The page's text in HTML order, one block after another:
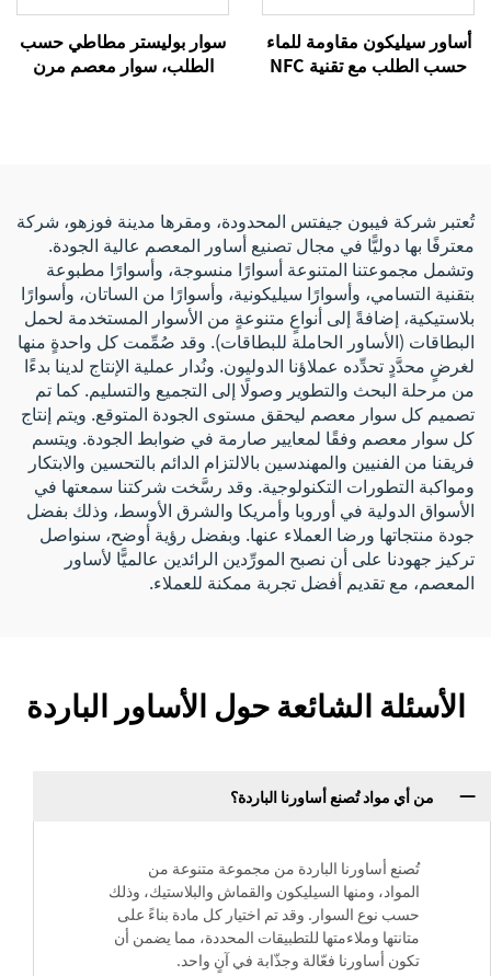
أساور سيليكون مقاومة للماء
حسب الطلب مع تقنية NFC
سوار بوليستر مطاطي حسب
الطلب، سوار معصم مرن
تُعتبر شركة فيبون جيفتس المحدودة، ومقرها مدينة فوزهو، شركة
معترفًا بها دوليًّا في مجال تصنيع أساور المعصم عالية الجودة.
وتشمل مجموعتنا المتنوعة أسوارًا منسوجة، وأسوارًا مطبوعة
بتقنية التسامي، وأسوارًا سيليكونية، وأسوارًا من الساتان، وأسوارًا
بلاستيكية، إضافةً إلى أنواعٍ متنوعةٍ من الأسوار المستخدمة لحمل
البطاقات (الأساور الحاملة للبطاقات). وقد صُمِّمت كل واحدةٍ منها
لغرضٍ محدَّدٍ تحدِّده عملاؤنا الدوليون. ونُدار عملية الإنتاج لدينا بدءًا
من مرحلة البحث والتطوير وصولًا إلى التجميع والتسليم. كما تم
تصميم كل سوار معصم ليحقق مستوى الجودة المتوقع. ويتم إنتاج
كل سوار معصم وفقًا لمعايير صارمة في ضوابط الجودة. ويتسم
فريقنا من الفنيين والمهندسين بالالتزام الدائم بالتحسين والابتكار
ومواكبة التطورات التكنولوجية. وقد رسَّخت شركتنا سمعتها في
الأسواق الدولية في أوروبا وأمريكا والشرق الأوسط، وذلك بفضل
جودة منتجاتها ورضا العملاء عنها. وبفضل رؤية أوضح، سنواصل
تركيز جهودنا على أن نصبح المورِّدين الرائدين عالميًّا لأساور
المعصم، مع تقديم أفضل تجربة ممكنة للعملاء.
الأسئلة الشائعة حول الأساور الباردة
من أي مواد تُصنع أساورنا الباردة؟
تُصنع أساورنا الباردة من مجموعة متنوعة من
المواد، ومنها السيليكون والقماش والبلاستيك، وذلك
حسب نوع السوار. وقد تم اختيار كل مادة بناءً على
متانتها وملاءمتها للتطبيقات المحددة، مما يضمن أن
تكون أساورنا فعّالة وجذّابة في آنٍ واحد.